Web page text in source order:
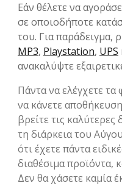
Εάν θέλετε να
σε οποιοδήποτε
του. Για παράδειγμα,
MP3, Playstation, UPS
ανακαλύψτε
Πάντα να ελέγχετε τα
να κάνετε
βρείτε τις
τη διάρκεια του
ότι έχετε πάντα
διαθέσιμα προϊόντα,
Δεν θα χάσετε καμία